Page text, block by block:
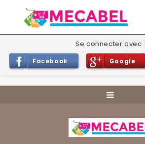
Se connecter avec :
Facebook Google